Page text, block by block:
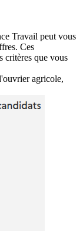
Travail peut vous
Ces
critères que vous
agricole,